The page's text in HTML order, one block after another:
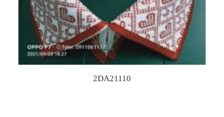
2DA21110